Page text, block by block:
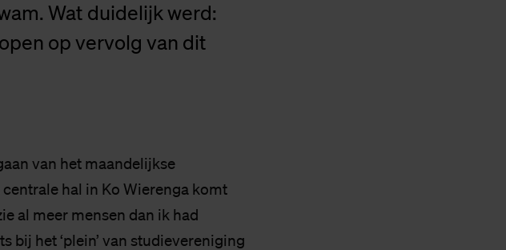
Wat duidelijk werd:
op vervolg van dit
van het maandelijkse
hal in Ko Wierenga komt
al meer mensen dan ik had
bij het ‘plein’ van studievereniging